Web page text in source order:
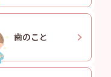
歯のこと